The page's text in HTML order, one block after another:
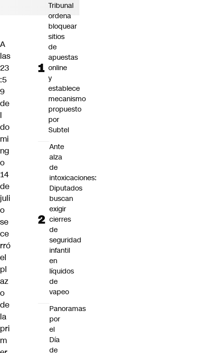
A
las
23
:5
9
de
l
do
mi
ng
o
14
de
juli
o
se
ce
rró
el
pl
az
o
de
la
pri
m
Tribunal
ordena
bloquear
sitios
de
apuestas
online
y
establece
mecanismo
propuesto
por
Subtel
Ante
alza
de
intoxicaciones:
Diputados
buscan
exigir
cierres
de
seguridad
infantil
en
líquidos
de
vapeo
Panoramas
por
el
Día
de